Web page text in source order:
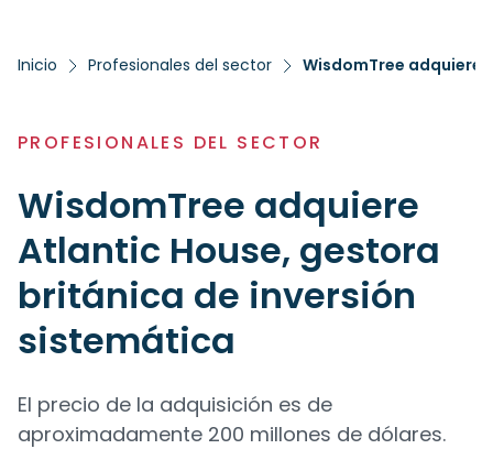
Inicio Profesionales del sector WisdomTree
PROFESIONALES DEL SECTOR
WisdomTree adquiere
Atlantic House, gestora
británica de inversión
sistemática
El precio de la adquisición es de
aproximadamente 200 millones de dólares.